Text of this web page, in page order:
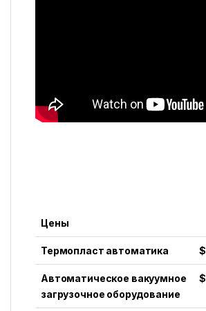
Цены
Термопласт автоматика
Автоматическое вакуумное
загрузочное оборудование